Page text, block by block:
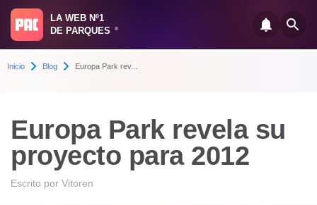
LA WEB Nº1
DE PARQUES
®
Inicio Blog Europa Park rev...
Europa Park revela su
proyecto para 2012
Escrito por Vitoren